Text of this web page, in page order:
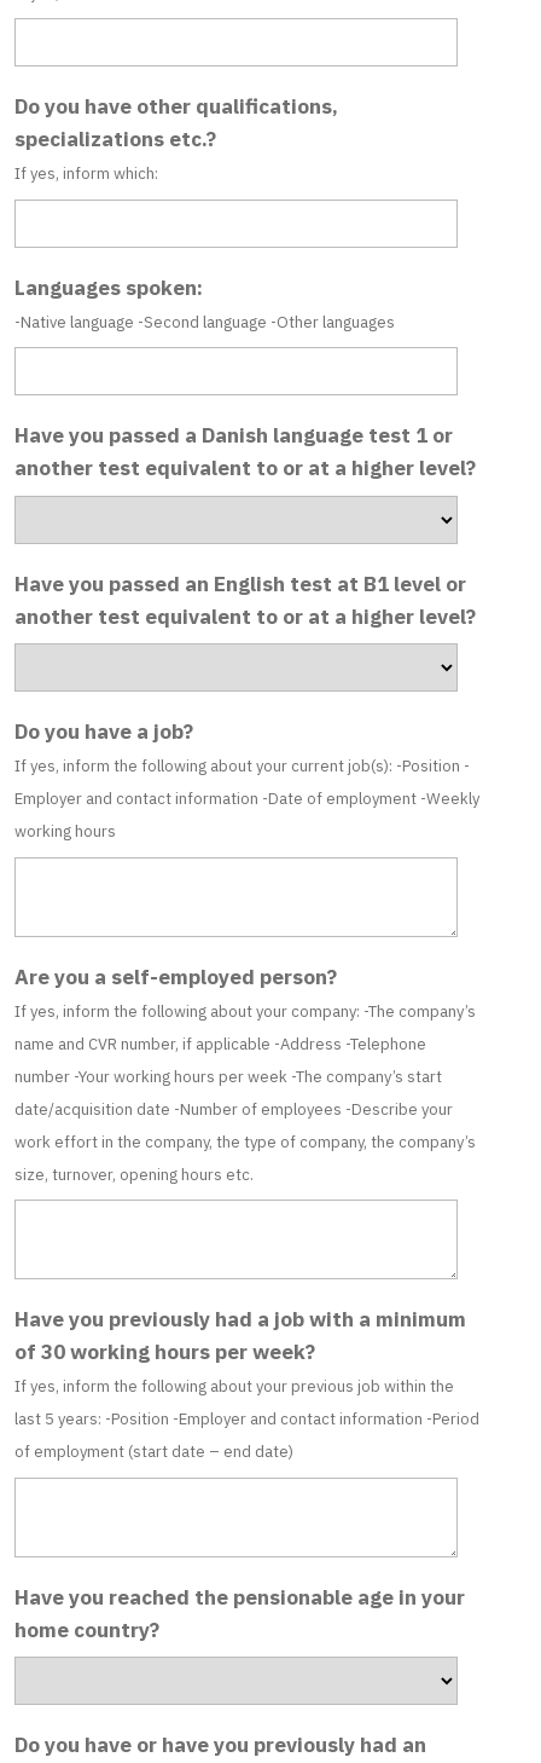
Do you have other qualifications,
specializations etc.?
If yes, inform which:
Languages spoken:
-Native language -Second language -Other languages
Have you passed a Danish language test 1 or
another test equivalent to or at a higher level?
Have you passed an English test at B1 level or
another test equivalent to or at a higher level?
Do you have a job?
If yes, inform the following about your current job(s): -Position -
Employer and contact information -Date of employment -Weekly
working hours
Are you a self-employed person?
If yes, inform the following about your company: -The company’s
name and CVR number, if applicable -Address -Telephone
number -Your working hours per week -The company’s start
date/acquisition date -Number of employees -Describe your
work effort in the company, the type of company, the company’s
size, turnover, opening hours etc.
Have you previously had a job with a minimum
of 30 working hours per week?
If yes, inform the following about your previous job within the
last 5 years: -Position -Employer and contact information -Period
of employment (start date – end date)
Have you reached the pensionable age in your
home country?
Do you have or have you previously had an